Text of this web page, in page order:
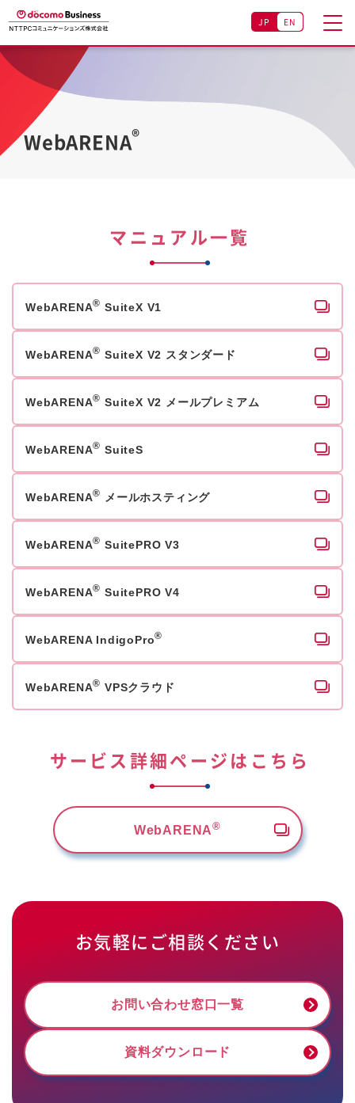
JP EN
WebARENA®
マニュアル一覧
WebARENA® SuiteX V1
WebARENA® SuiteX V2 スタンダード
WebARENA® SuiteX V2 メールプレミアム
WebARENA® SuiteS
WebARENA® メールホスティング
WebARENA® SuitePRO V3
WebARENA® SuitePRO V4
WebARENA IndigoPro®
WebARENA® VPSクラウド
サービス詳細ページはこちら
WebARENA®
お気軽にご相談ください
お問い合わせ窓口一覧
資料ダウンロード